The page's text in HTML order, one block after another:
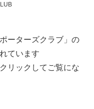
ーターズクラブ」の
ています
リックしてご覧にな